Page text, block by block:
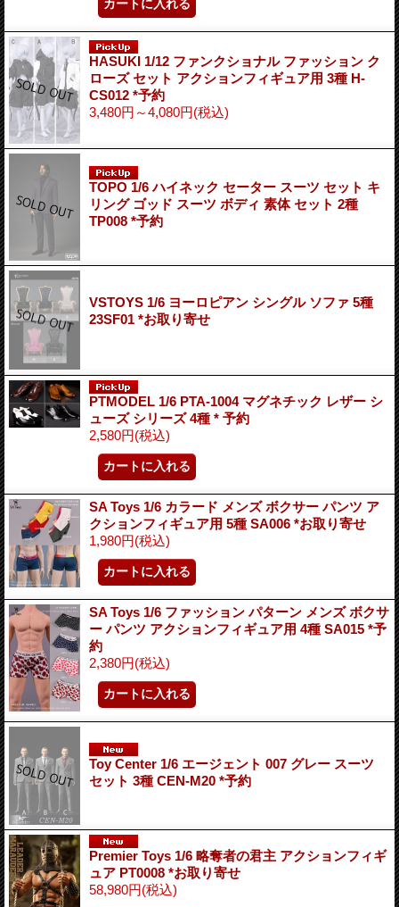
HASUKI 1/12 ファンクショナル ファッション ク
ローズ セット アクションフィギュア用 3種 H-
CS012 *予約
3,480円～4,080円(税込)
TOPO 1/6 ハイネック セーター スーツ セット キ
リング ゴッド スーツ ボディ 素体 セット 2種
TP008 *予約
VSTOYS 1/6 ヨーロピアン シングル ソファ 5種
23SF01 *お取り寄せ
PTMODEL 1/6 PTA-1004 マグネチック レザー シ
ューズ シリーズ 4種 * 予約
2,580円(税込)
SA Toys 1/6 カラード メンズ ボクサー パンツ ア
クションフィギュア用 5種 SA006 *お取り寄せ
1,980円(税込)
SA Toys 1/6 ファッション パターン メンズ ボクサ
ー パンツ アクションフィギュア用 4種 SA015 *予
約
2,380円(税込)
Toy Center 1/6 エージェント 007 グレー スーツ
セット 3種 CEN-M20 *予約
Premier Toys 1/6 略奪者の君主 アクションフィギ
ュア PT0008 *お取り寄せ
58,980円(税込)